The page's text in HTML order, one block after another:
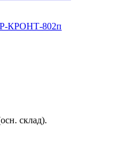
КРОНТ-802п
склад).